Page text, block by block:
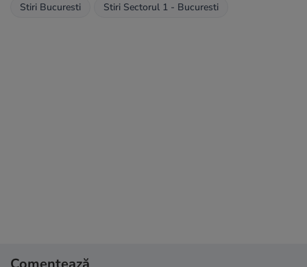
Stiri Bucuresti
Stiri Sectorul 1 - Bucuresti